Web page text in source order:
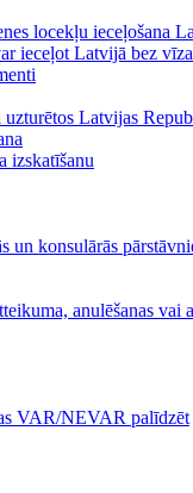
locekļu ieceļošana
ieceļot Latvijā bez
Latvijas
izskatīšanu
un konsulārās
anulēšanas vai
VAR/NEVAR palīdzēt